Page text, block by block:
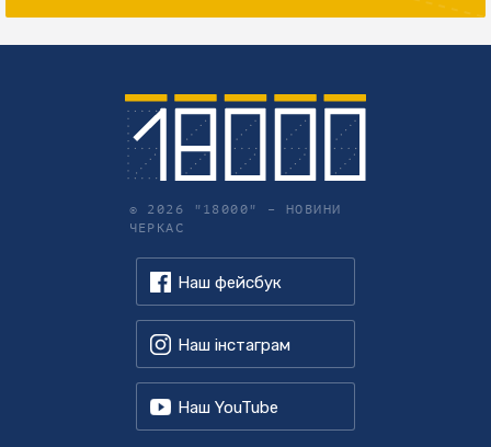
© 2026 "18000" – НОВИНИ
ЧЕРКАС
Наш фейсбук
Наш інстаграм
Наш YouTube